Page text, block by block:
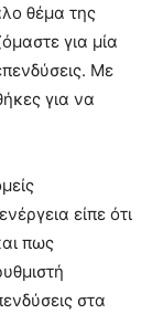
θέμα της
για μία
Με
για να
είπε ότι
πως
στα